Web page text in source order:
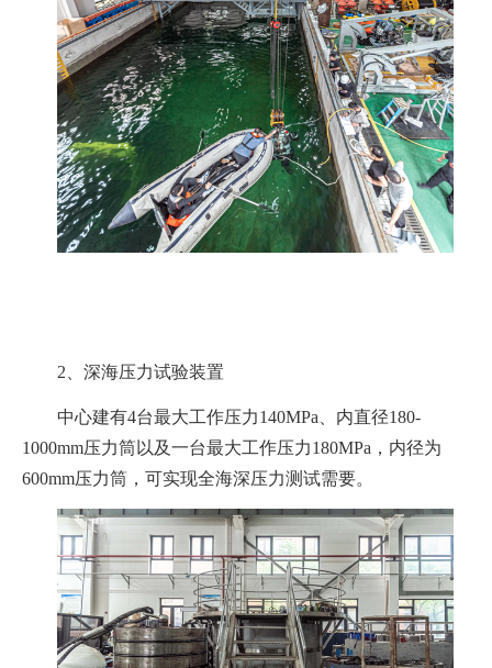
2、 深海压力试验装置
中心建有4台最大工作压力140MPa 、内直径180-
1000mm压力筒以及一台最大工作压力180MPa ，内径为
600mm压力筒，可实现全海深压力测试需要。